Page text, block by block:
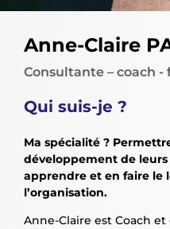
Anne-Claire
Consultante – coach
Qui suis-je ?
Ma spécialité ?
développement de leurs
apprendre et en faire le
l’organisation.
Anne-Claire est Coach